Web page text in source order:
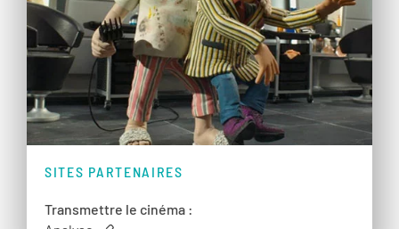
SITES PARTENAIRES
Transmettre le cinéma :